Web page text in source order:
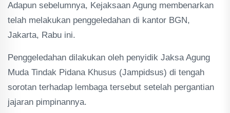
Adapun sebelumnya, Kejaksaan Agung membenarkan
telah melakukan penggeledahan di kantor BGN,
Jakarta, Rabu ini.
Penggeledahan dilakukan oleh penyidik Jaksa Agung
Muda Tindak Pidana Khusus (Jampidsus) di tengah
sorotan terhadap lembaga tersebut setelah pergantian
jajaran pimpinannya.